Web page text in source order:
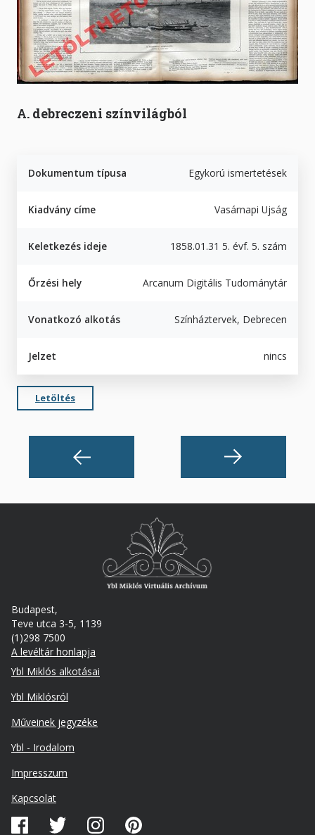
A. debreczeni színvilágból
Dokumentum típusa Egykorú ismertetések
Kiadvány címe Vasárnapi Ujság
Keletkezés ideje 1858.01.31 5. évf. 5. szám
Őrzési hely Arcanum Digitális Tudománytár
Vonatkozó alkotás Színháztervek, Debrecen
Jelzet nincs
Letöltés
Budapest,
Teve utca 3-5, 1139
(1)298 7500
A levéltár honlapja
Footer
Ybl Miklós alkotásai
Ybl Miklósról
Műveinek jegyzéke
Ybl - Irodalom
Lábléc
másodlagos
Impresszum
Kapcsolat
Közösségi
média